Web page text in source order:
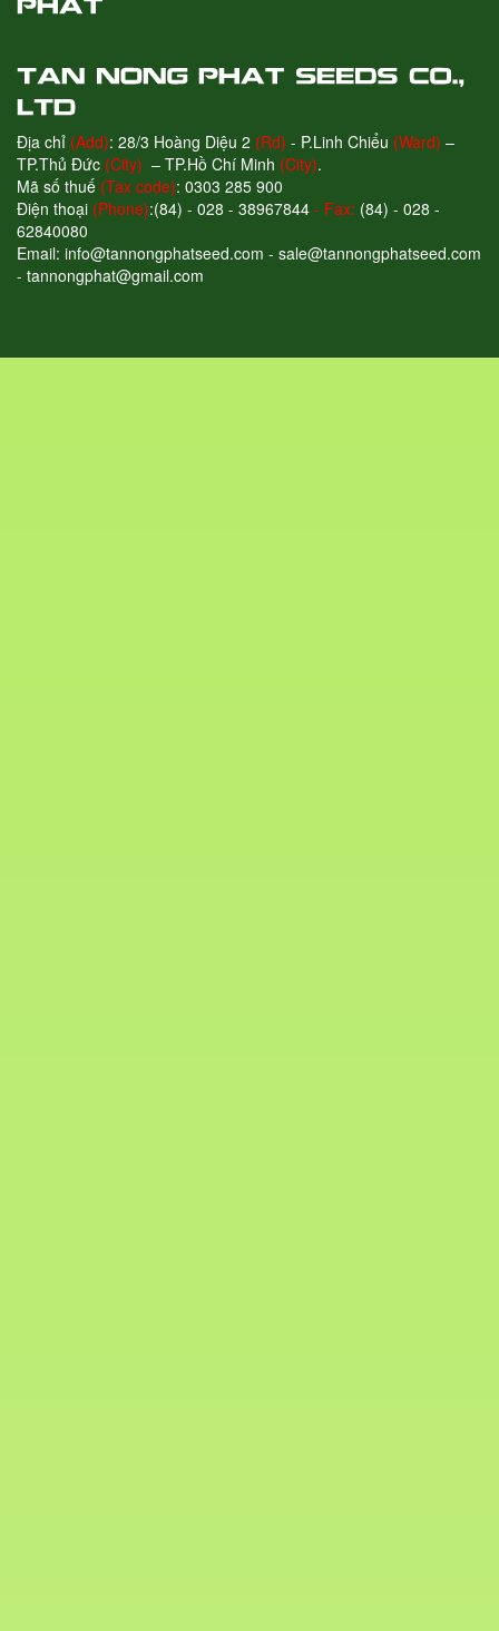
Địa chỉ (Add): 28/3 Hoàng Diệu 2 (Rd) - P.Linh Chiểu (Ward) –
TP.Thủ Đức (City) – TP.Hồ Chí Minh (City).
Mã số thuế (Tax code): 0303 285 900
Điện thoại (Phone):(84) - 028 - 38967844 - Fax: (84) - 028 -
62840080
Email: info@tannongphatseed.com - sale@tannongphatseed.com
- tannongphat@gmail.com